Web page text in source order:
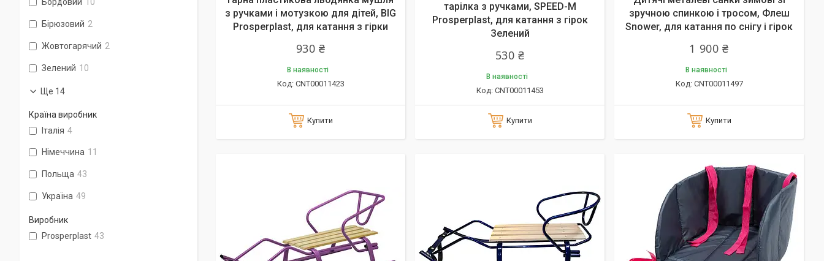
з ручками і мотузкою для дітей, BIG
Prosperplast, для катання з гірки
930 ₴
В наявності
CNT00011423
Купити
тарілка з ручками, SPEED-M
Prosperplast, для катання з гірок
Зелений
530 ₴
В наявності
CNT00011453
Купити
зручною спинкою і тросом, Флеш
Snower, для катання по снігу і гірок
1 900 ₴
В наявності
CNT00011497
Купити
Бордовий 10
Бірюзовий 2
Жовтогарячий 2
Зелений 10
Ще 14
Країна виробник
Італія 4
Німеччина 11
Польща 43
Україна 49
Виробник
Prosperplast 43